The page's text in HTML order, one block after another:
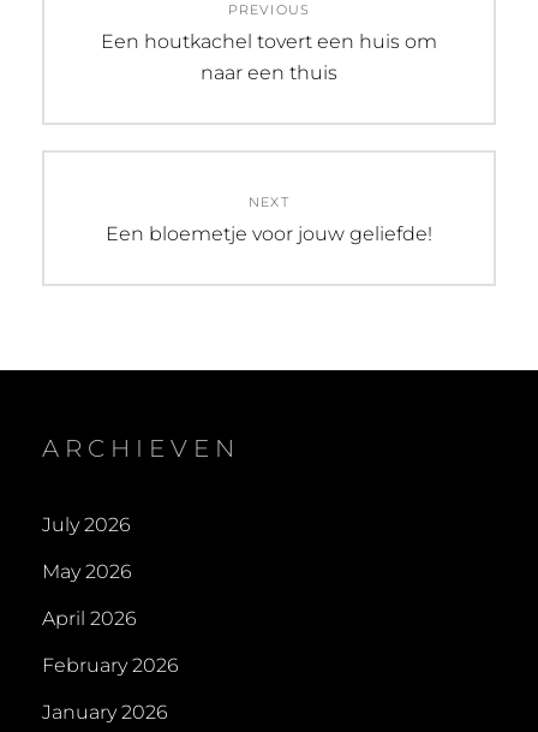
navigation
PREVIOUS
Previous
Een houtkachel tovert een huis om
naar een thuis
NEXT
Next
Een bloemetje voor jouw geliefde!
ARCHIEVEN
July 2026
May 2026
April 2026
February 2026
January 2026